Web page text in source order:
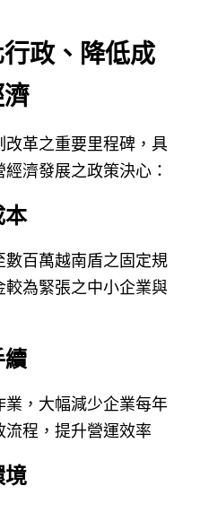
政、降低成
改革之重要里程碑，具
濟發展之政策決心：
本
百萬越南盾之固定規
較為緊張之中小企業與
續
，大幅減少企業每年
流程，提升營運效率
境